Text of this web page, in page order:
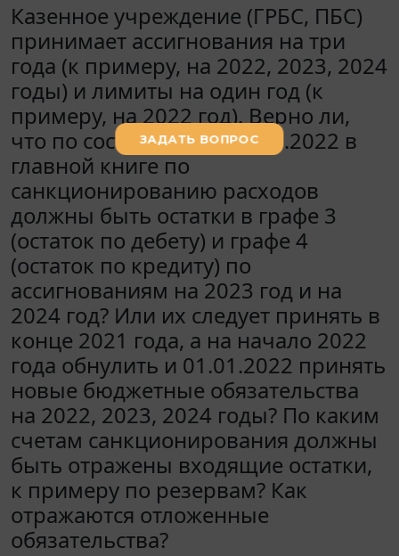
Казенное учреждение (ГРБС, ПБС)
принимает ассигнования на три
года (к примеру, на 2022, 2023, 2024
годы) и лимиты на один год (к
примеру, на 2022 год). Верно ли,
что по состоянию на 01.01.2022 в
главной книге по
санкционированию расходов
должны быть остатки в графе 3
(остаток по дебету) и графе 4
(остаток по кредиту) по
ассигнованиям на 2023 год и на
2024 год? Или их следует принять в
конце 2021 года, а на начало 2022
года обнулить и 01.01.2022 принять
новые бюджетные обязательства
на 2022, 2023, 2024 годы? По каким
счетам санкционирования должны
быть отражены входящие остатки,
к примеру по резервам? Как
отражаются отложенные
обязательства?